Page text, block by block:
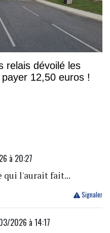
relais dévoilé les
12,50 euros !
à 20:27
qui l'aurait fait...
Signaler
2026 à 14:17